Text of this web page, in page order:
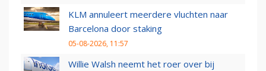
KLM annuleert meerdere vluchten naar
Barcelona door staking
05-08-2026, 11:57
Willie Walsh neemt het roer over bij